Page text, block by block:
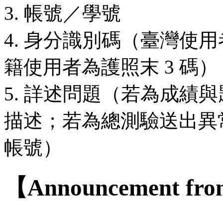
3. 帳號／學號
4. 身分識別碼（臺灣使
籍使用者為護照末 3 碼）
5. 詳述問題（若為成績
描述；若為總測驗送出
帳號）
【Announcement